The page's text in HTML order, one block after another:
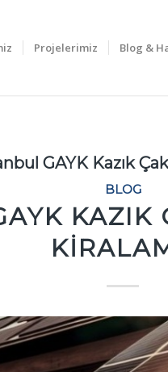
Projelerimiz Blog &
GAYK Kazık
BLOG
KAZIK